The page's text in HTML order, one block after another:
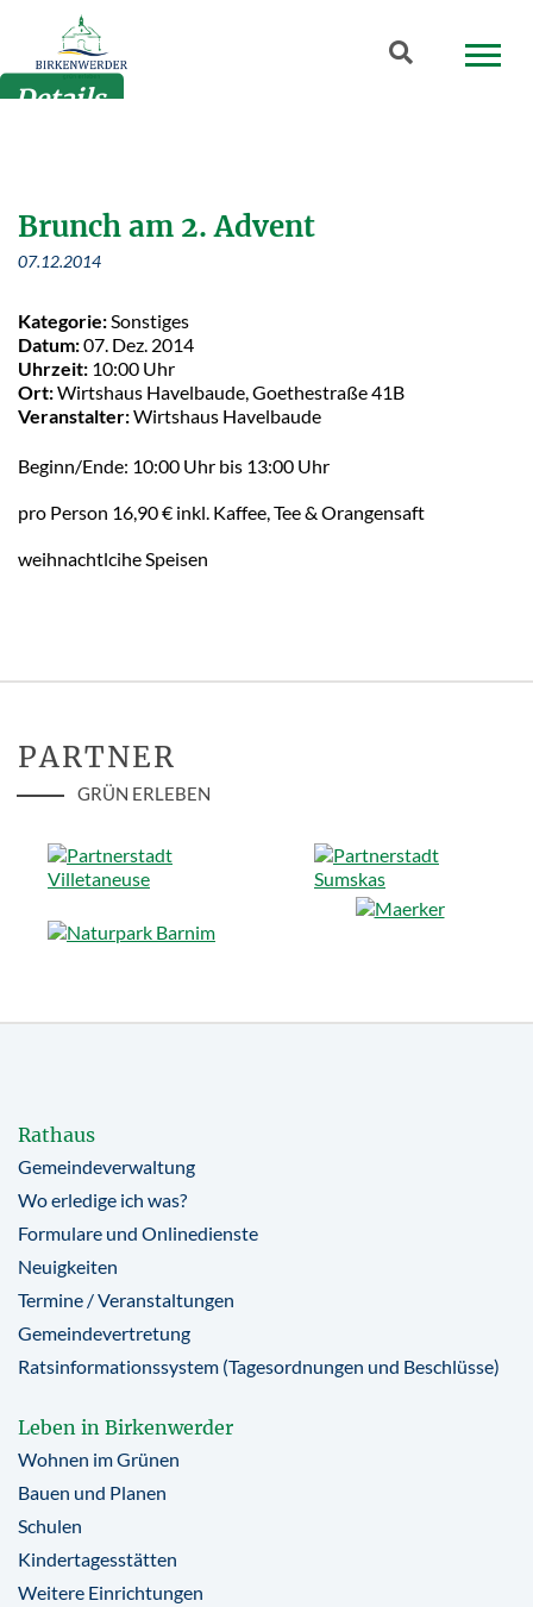
Zum Hauptinhalt springen
Suchbegriff
Details
Brunch am 2. Advent
07.12.2014
Kategorie:Sonstiges
Datum:07. Dez. 2014
Uhrzeit: 10:00 Uhr
Ort:Wirtshaus Havelbaude, Goethestraße 41B
Veranstalter:Wirtshaus Havelbaude
Beginn/Ende: 10:00 Uhr bis 13:00 Uhr
pro Person 16,90 € inkl. Kaffee, Tee & Orangensaft
weihnachtlcihe Speisen
PARTNER
GRÜN ERLEBEN
Rathaus
Gemeindeverwaltung
Wo erledige ich was?
Formulare und Onlinedienste
Neuigkeiten
Termine / Veranstaltungen
Gemeindevertretung
Ratsinformationssystem (Tagesordnungen und Beschlüsse)
Leben in Birkenwerder
Wohnen im Grünen
Bauen und Planen
Schulen
Kindertagesstätten
Weitere Einrichtungen